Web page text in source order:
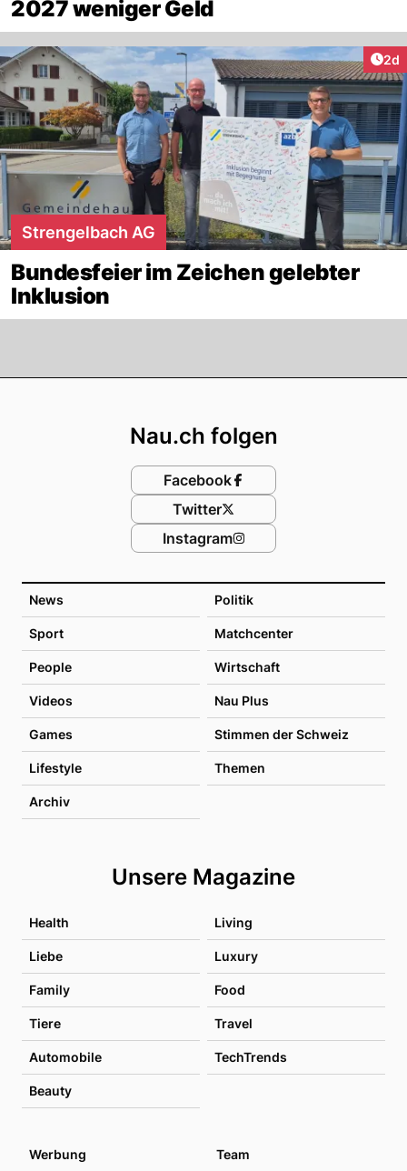
2027 weniger Geld
2d
Strengelbach AG
Bundesfeier im Zeichen gelebter
Inklusion
News Politik
Sport Matchcenter
People Wirtschaft
Videos Nau Plus
Games Stimmen der Schweiz
Lifestyle Themen
Archiv
Unsere Magazine
Health Living
Liebe Luxury
Family Food
Tiere Travel
Automobile TechTrends
Beauty
Nau.ch folgen
Facebook
Twitter
Instagram
Werbung Team